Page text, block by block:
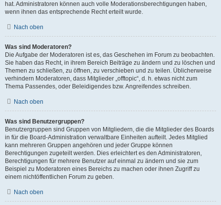
hat. Administratoren können auch volle Moderationsberechtigungen haben,
wenn ihnen das entsprechende Recht erteilt wurde.
Nach oben
Was sind Moderatoren?
Die Aufgabe der Moderatoren ist es, das Geschehen im Forum zu beobachten.
Sie haben das Recht, in ihrem Bereich Beiträge zu ändern und zu löschen und
Themen zu schließen, zu öffnen, zu verschieben und zu teilen. Üblicherweise
verhindern Moderatoren, dass Mitglieder „offtopic“, d. h. etwas nicht zum
Thema Passendes, oder Beleidigendes bzw. Angreifendes schreiben.
Nach oben
Was sind Benutzergruppen?
Benutzergruppen sind Gruppen von Mitgliedern, die die Mitglieder des Boards
in für die Board-Administration verwaltbare Einheiten aufteilt. Jedes Mitglied
kann mehreren Gruppen angehören und jeder Gruppe können
Berechtigungen zugeteilt werden. Dies erleichtert es den Administratoren,
Berechtigungen für mehrere Benutzer auf einmal zu ändern und sie zum
Beispiel zu Moderatoren eines Bereichs zu machen oder ihnen Zugriff zu
einem nichtöffentlichen Forum zu geben.
Nach oben